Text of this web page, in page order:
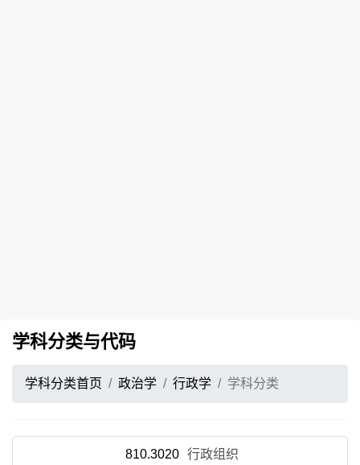
学科分类与代码
学科分类首页 政治学 行政学 学科分类
810.3020 行政组织